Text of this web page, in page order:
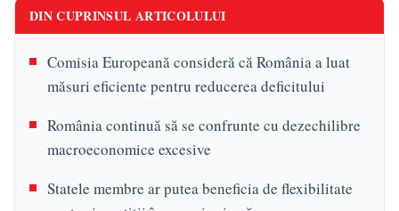
DIN CUPRINSUL ARTICOLULUI
Comisia Europeană consideră că România a luat
măsuri eficiente pentru reducerea deficitului
România continuă să se confrunte cu dezechilibre
macroeconomice excesive
Statele membre ar putea beneficia de flexibilitate